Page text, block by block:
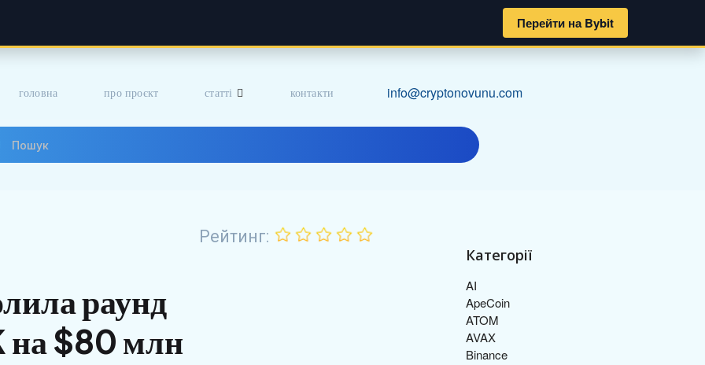
Перейти на Bybit
головна про проєкт статті контакти info@cryptonovunu.com
Рейтинг:
раунд
на $80 млн
Категорії
AI
ApeCoin
ATOM
AVAX
Binance